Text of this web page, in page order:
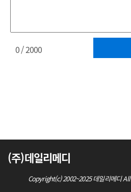
0/ 2000
(주)데일리메디
Copyright(c) 2002~2025 데일리메디